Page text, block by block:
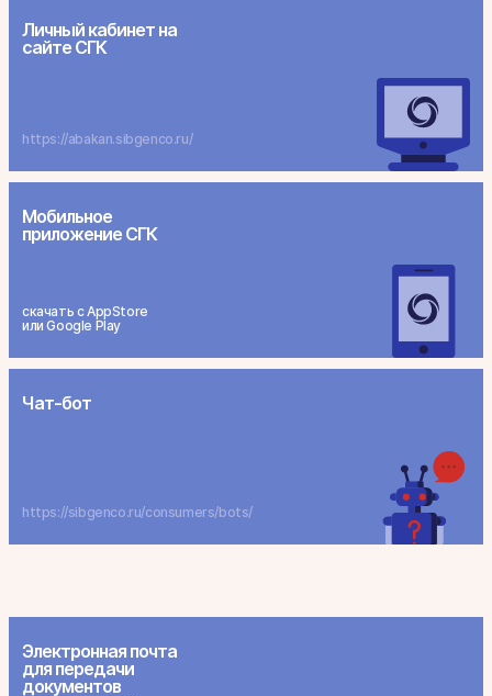
Личный кабинет на
сайте СГК
https://abakan.sibgenco.ru/
Мобильное
приложение СГК
скачать с AppStore
или Google Play
Чат-бот
https://sibgenco.ru/consumers/bots/
Электронная почта
для передачи
документов